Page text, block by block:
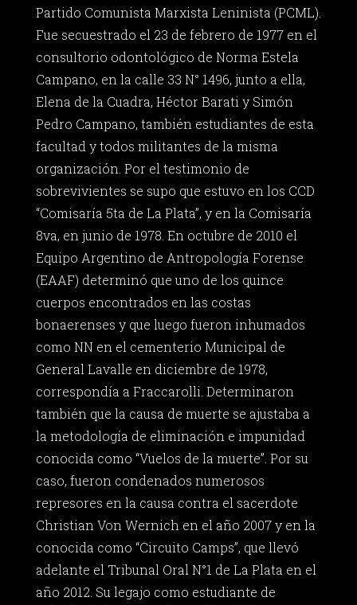
Partido Comunista Marxista Leninista (PCML).
Fue secuestrado el 23 de febrero de 1977 en el
consultorio odontológico de Norma Estela
Campano, en la calle 33 N° 1496, junto a ella,
Elena de la Cuadra, Héctor Barati y Simón
Pedro Campano, también estudiantes de esta
facultad y todos militantes de la misma
organización. Por el testimonio de
sobrevivientes se supo que estuvo en los CCD
“Comisaría 5ta de La Plata”, y en la Comisaría
8va, en junio de 1978. En octubre de 2010 el
Equipo Argentino de Antropología Forense
(EAAF) determinó que uno de los quince
cuerpos encontrados en las costas
bonaerenses y que luego fueron inhumados
como NN en el cementerio Municipal de
General Lavalle en diciembre de 1978,
correspondía a Fraccarolli. Determinaron
también que la causa de muerte se ajustaba a
la metodología de eliminación e impunidad
conocida como “Vuelos de la muerte”. Por su
caso, fueron condenados numerosos
represores en la causa contra el sacerdote
Christian Von Wernich en el año 2007 y en la
conocida como “Circuito Camps”, que llevó
adelante el Tribunal Oral N°1 de La Plata en el
año 2012. Su legajo como estudiante de